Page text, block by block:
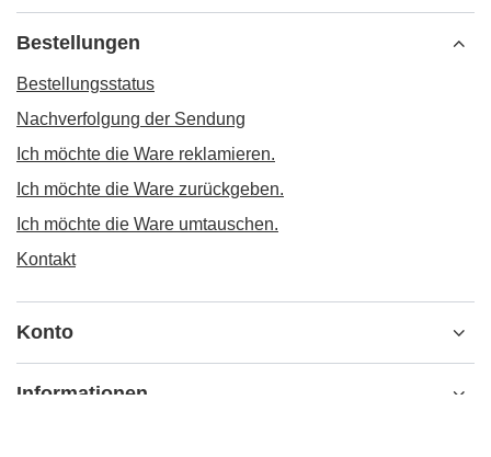
Bestellungen
Bestellungsstatus
Nachverfolgung der Sendung
Ich möchte die Ware reklamieren.
Ich möchte die Ware zurückgeben.
Ich möchte die Ware umtauschen.
Kontakt
Konto
Informationen